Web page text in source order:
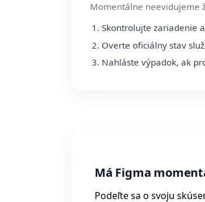
Momentálne neevidujeme
Skontrolujte zariadenie
Overte oficiálny stav
Nahláste výpadok, ak
Má Figma
Podeľte sa o svoju